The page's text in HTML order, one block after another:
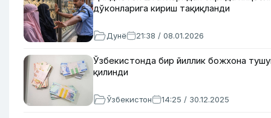
дўконларига кириш тақиқланди
Дунё 21:38 / 08.01.2026
Ўзбекистонда бир йиллик божхона
қилинди
Ўзбекистон 14:25 / 30.12.2025